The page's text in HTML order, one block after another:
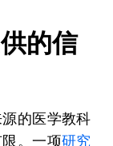
的信
的医学教科
。一项研究